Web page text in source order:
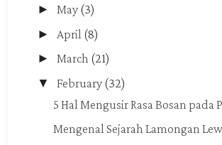
► May (3)
► April (8)
► March (21)
▼ February (32)
5 Hal Mengusir Rasa Bosan pada
Mengenal Sejarah Lamongan